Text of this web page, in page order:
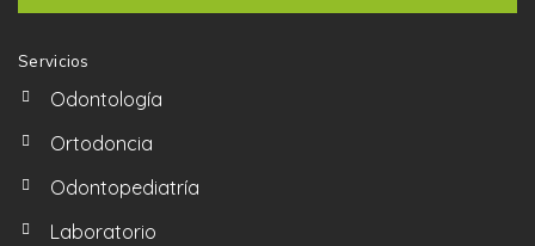
Servicios
Odontología
Ortodoncia
Odontopediatría
Laboratorio